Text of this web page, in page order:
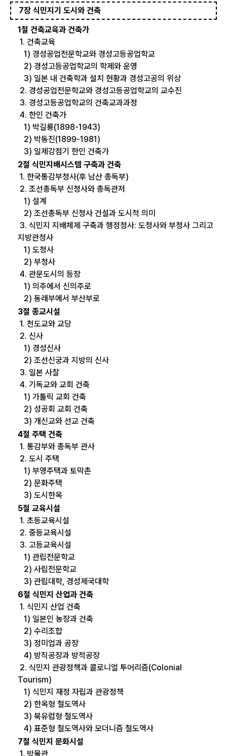
7장 식민지기 도시와 건축
1절 건축교육과 건축가
1. 건축교육
1) 경성공업전문학교와 경성고등공업학교
2) 경성고등공업학교의 학제와 운영
3) 일본 내 건축학과 설치 현황과 경성고공의 위상
2. 경성공업전문학교와 경성고등공업학교의 교수진
3. 경성고등공업학교의 건축교과과정
4. 한인 건축가
1) 박길룡(1898-1943)
2) 박동진(1899-1981)
3) 일제강점기 한인 건축가
2절 식민지배시스템 구축과 건축
1. 한국통감부청사(후 남산 총독부)
2. 조선총독부 신청사와 총독관저
1) 설계
2) 조선총독부 신청사 건설과 도시적 의미
3. 식민지 지배체제 구축과 행정청사: 도청사와 부청사 그리고
지방관청사
1) 도청사
2) 부청사
4. 관문도시의 등장
1) 의주에서 신의주로
2) 동래부에서 부산부로
3절 종교시설
1. 천도교와 교당
2. 신사
1) 경성신사
2) 조선신궁과 지방의 신사
3. 일본 사찰
4. 기독교와 교회 건축
1) 가톨릭 교회 건축
2) 성공회 교회 건축
3) 개신교와 선교 건축
4절 주택 건축
1. 통감부와 총독부 관사
2. 도시 주택
1) 부영주택과 토막촌
2) 문화주택
3) 도시한옥
5절 교육시설
1. 초등교육시설
2. 중등교육시설
3. 고등교육시설
1) 관립전문학교
2) 사립전문학교
3) 관립대학, 경성제국대학
6절 식민지 산업과 건축
1. 식민지 산업 건축
1) 일본인 농장과 건축
2) 수리조합
3) 정미업과 공장
4) 방직공장과 방적공장
2. 식민지 관광정책과 콜로니얼 투어리즘(Colonial
Tourism)
1) 식민지 재정 자립과 관광정책
2) 한옥형 철도역사
3) 북유럽형 철도역사
4) 표준형 철도역사와 모더니즘 철도역사
7절 식민지 문화시설
1. 박물관